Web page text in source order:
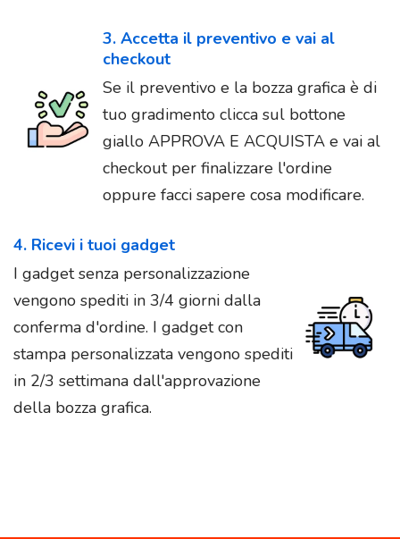
3. Accetta il preventivo e vai al
checkout
Se il preventivo e la bozza grafica è di
tuo gradimento clicca sul bottone
giallo APPROVA E ACQUISTA e vai al
checkout per finalizzare l'ordine
oppure facci sapere cosa modificare.
4. Ricevi i tuoi gadget
I gadget senza personalizzazione
vengono spediti in 3/4 giorni dalla
conferma d'ordine. I gadget con
stampa personalizzata vengono spediti
in 2/3 settimana dall'approvazione
della bozza grafica.